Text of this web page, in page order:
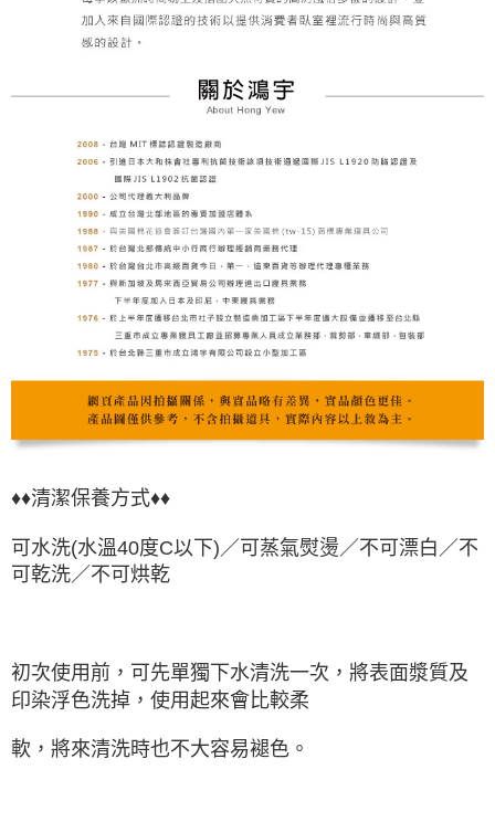
♦♦清潔保養方式♦♦
可水洗(水溫40度C以下)／可蒸氣熨燙／不可漂白／不
可乾洗／不可烘乾
初次使用前，可先單獨下水清洗一次，將表面漿質及
印染浮色洗掉，使用起來會比較柔
軟，將來清洗時也不大容易褪色。